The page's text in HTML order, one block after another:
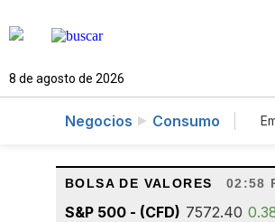
8 de agosto de 2026
Negocios Consumo
BOLSA DE VALORES 02:58
S&P 500 - (CFD) 7572.40